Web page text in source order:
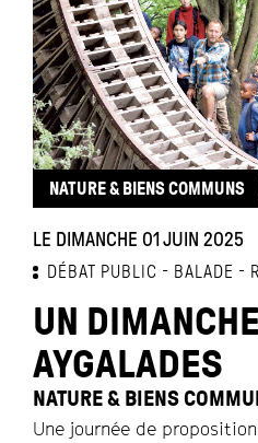
NATURE & BIENS COMMUNS
LE DIMANCHE 01 JUIN 2025
DÉBAT PUBLIC BALADE
UN
AYGALADES
NATURE & BIENS
Une journée de